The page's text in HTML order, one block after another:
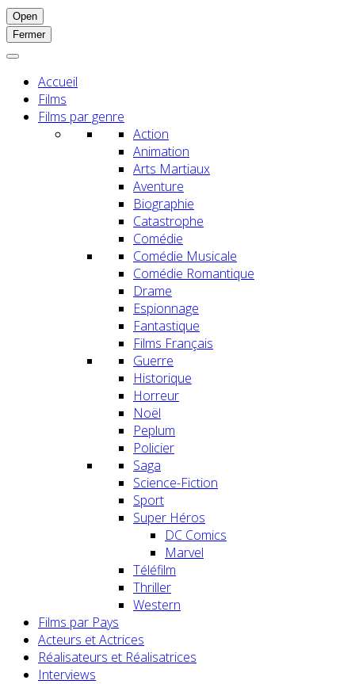
Open
Fermer
Accueil
Films
Films par genre
Action
Animation
Arts Martiaux
Aventure
Biographie
Catastrophe
Comédie
Comédie Musicale
Comédie Romantique
Drame
Espionnage
Fantastique
Films Français
Guerre
Historique
Horreur
Noël
Peplum
Policier
Saga
Science-Fiction
Sport
Super Héros
DC Comics
Marvel
Téléfilm
Thriller
Western
Films par Pays
Acteurs et Actrices
Réalisateurs et Réalisatrices
Interviews